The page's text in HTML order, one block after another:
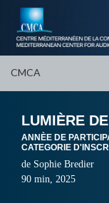
CMCA
LUMIÈRE
ANNÈE DE
CATEGORIE
de Sophie Bredier
90 min, 2025